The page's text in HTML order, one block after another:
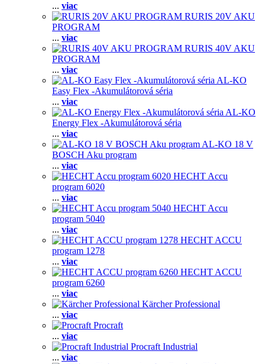
... viac
RURIS 20V AKU
PROGRAM
... viac
RURIS 40V AKU
PROGRAM
... viac
AL-KO
Easy Flex -Akumulátorová séria
... viac
AL-KO
Energy Flex -Akumulátorová séria
... viac
AL-KO 18 V
BOSCH Aku program
... viac
HECHT Accu
program 6020
... viac
HECHT Accu
program 5040
... viac
HECHT ACCU
program 1278
... viac
HECHT ACCU
program 6260
... viac
Kärcher Professional
... viac
Procraft
... viac
Procraft Industrial
... viac